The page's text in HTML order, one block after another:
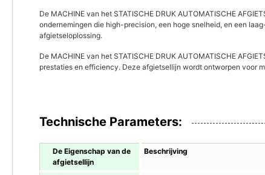
De MACHINE van het STATISCHE DRUK AUTOMATISCHE
ondernemingen die high-precision, een hoge snelheid, en een
afgietseloplossing.
De MACHINE van het STATISCHE DRUK AUTOMATISCHE
prestaties en efficiency. Deze afgietsellijn wordt ontworpen voor
Technische Parameters:
De Eigenschap van de
afgietsellijn
Beschrijving